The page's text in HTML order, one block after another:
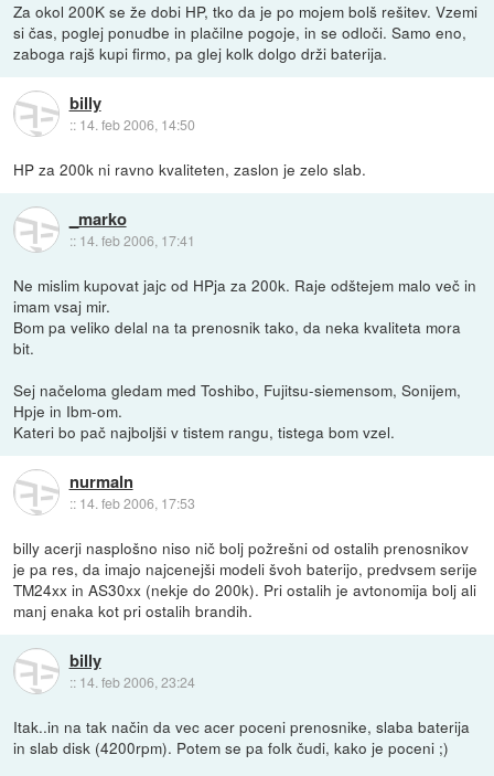
Za okol 200K se že dobi HP, tko da je po mojem bolš rešitev. Vzemi
si čas, poglej ponudbe in plačilne pogoje, in se odloči. Samo eno,
zaboga rajš kupi firmo, pa glej kolk dolgo drži baterija.
billy
:: 14. feb 2006, 14:50
HP za 200k ni ravno kvaliteten, zaslon je zelo slab.
_marko
:: 14. feb 2006, 17:41
Ne mislim kupovat jajc od HPja za 200k. Raje odštejem malo več in
imam vsaj mir.
Bom pa veliko delal na ta prenosnik tako, da neka kvaliteta mora
bit.
Sej načeloma gledam med Toshibo, Fujitsu-siemensom, Sonijem,
Hpje in Ibm-om.
Kateri bo pač najboljši v tistem rangu, tistega bom vzel.
nurmaln
:: 14. feb 2006, 17:53
billy acerji nasplošno niso nič bolj požrešni od ostalih prenosnikov
je pa res, da imajo najcenejši modeli švoh baterijo, predvsem serije
TM24xx in AS30xx (nekje do 200k). Pri ostalih je avtonomija bolj ali
manj enaka kot pri ostalih brandih.
billy
:: 14. feb 2006, 23:24
Itak..in na tak način da vec acer poceni prenosnike, slaba baterija
in slab disk (4200rpm). Potem se pa folk čudi, kako je poceni ;)